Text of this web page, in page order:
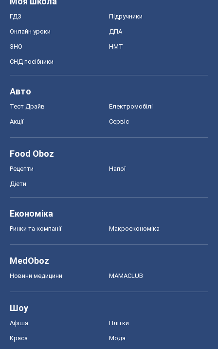
ГДЗ Підручники
Онлайн уроки ДПА
ЗНО НМТ
СНД посібники
Авто
Тест Драйв Електромобілі
Акції Сервіс
Food Oboz
Рецепти Напої
Дієти
Економіка
Ринки та компанії Макроекономіка
MedOboz
Новини медицини MAMACLUB
Шоу
Афіша Плітки
Краса Мода